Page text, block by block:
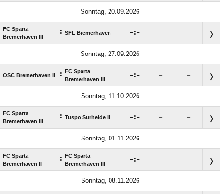
Sonntag, 20.09.2026
FC Sparta
Bremerhaven III
: SFL Bremerhaven : – –
Sonntag, 27.09.2026
OSC Bremerhaven II : FC Sparta
Bremerhaven III
: – –
Sonntag, 11.10.2026
FC Sparta
Bremerhaven III
: Tuspo Surheide II : – –
Sonntag, 01.11.2026
FC Sparta
Bremerhaven II
: FC Sparta
Bremerhaven III
: – –
Sonntag, 08.11.2026